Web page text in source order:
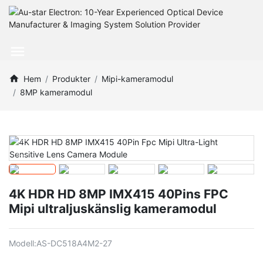
Hem Produkter
Mipi-kameramodul
8MP kameramodul
4K HDR HD 8MP IMX415 40Pins FPC
Mipi ultraljuskänslig kameramodul
Modell:AS-DC518A4M2-27